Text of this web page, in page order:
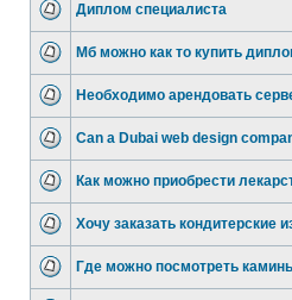
Диплом специалиста
Мб можно как то купить
Необходимо арендовать
Can a Dubai web design
Как можно приобрести
Хочу заказать кондитерские
Где можно посмотреть